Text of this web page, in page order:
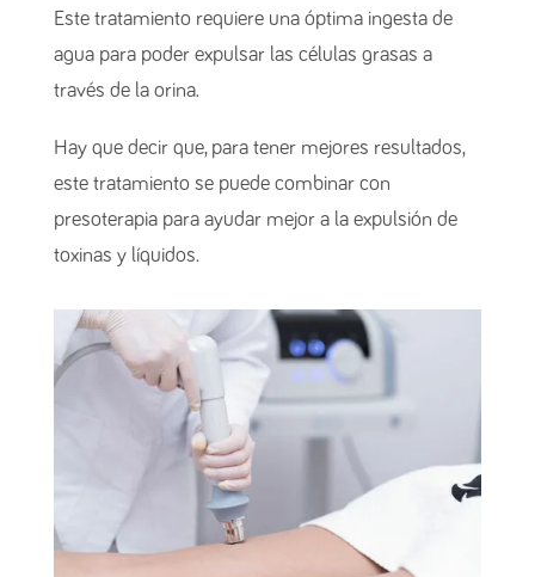
Este tratamiento requiere una óptima ingesta de
agua para poder expulsar las células grasas a
través de la orina.
Hay que decir que, para tener mejores resultados,
este tratamiento se puede combinar con
presoterapia para ayudar mejor a la expulsión de
toxinas y líquidos.